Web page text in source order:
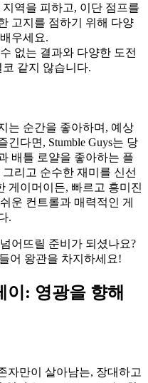
지역을 피하고, 이단 점프를
고지를 점하기 위해 다양
우세요.
없는 결과와 다양한 도전
같지 않습니다.
는 순간을 좋아하며, 예상
다면, Stumble Guys는 당
배틀 로얄을 좋아하는 플
리고 순수한 재미를 신선
게이머이든, 빠르고 흥미진
운 컨트롤과 매력적인 게
.
어뜨릴 준비가 되셨나요?
어 왕관을 차지하세요!
이: 영광을 향해
자만이 살아남는, 장대하고